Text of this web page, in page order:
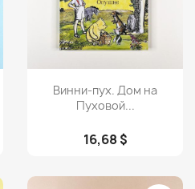
Просмотр
Винни-пух. Дом на
Пуховой...
16,68 $